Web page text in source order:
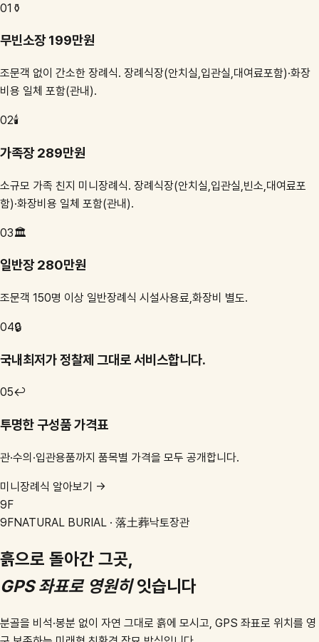
01 ⚱️
무빈소장 199만원
조문객 없이 간소한 장례식. 장례식장(안치실,입관실,대여료포함)·화장
비용 일체 포함(관내).
02🕯️
가족장 289만원
소규모 가족 친지 미니장례식. 장례식장(안치실,입관실,빈소,대여료포
함)·화장비용 일체 포함(관내).
03🏛️
일반장 280만원
조문객 150명 이상 일반장례식 시설사용료,화장비 별도.
04🔒
국내최저가 정찰제 그대로 서비스합니다.
05↩️
투명한 구성품 가격표
관·수의·입관용품까지 품목별 가격을 모두 공개합니다.
미니장례식 알아보기 →
9F
9FNATURAL BURIAL · 落土葬낙토장관
흙으로 돌아간 그곳,
GPS 좌표로 영원히잇습니다
분골을 비석·봉분 없이 자연 그대로 흙에 모시고, GPS 좌표로 위치를 영